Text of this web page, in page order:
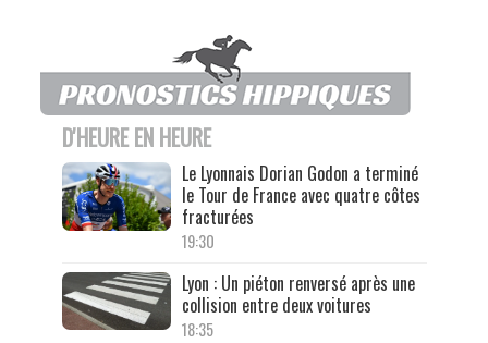
D'HEURE EN HEURE
Le Lyonnais Dorian Godon a terminé
le Tour de France avec quatre côtes
fracturées
19:30
Lyon : Un piéton renversé après une
collision entre deux voitures
18:35